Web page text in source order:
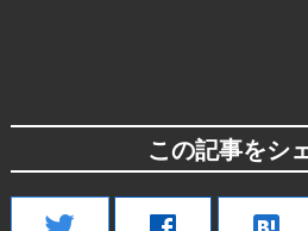
この記事をシ